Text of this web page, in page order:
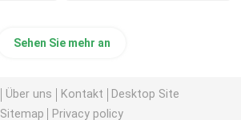
Sehen Sie mehr an
Über uns Kontakt
Desktop Site
Sitemap
Privacy policy